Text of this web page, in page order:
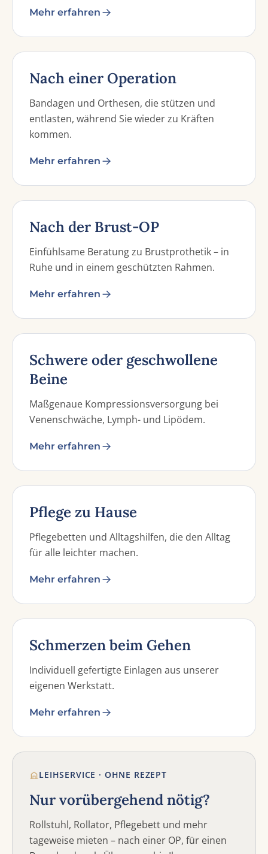
Mehr erfahren
Nach einer Operation
Bandagen und Orthesen, die stützen und
entlasten, während Sie wieder zu Kräften
kommen.
Mehr erfahren
Nach der Brust-OP
Einfühlsame Beratung zu Brustprothetik – in
Ruhe und in einem geschützten Rahmen.
Mehr erfahren
Schwere oder geschwollene
Beine
Maßgenaue Kompressionsversorgung bei
Venenschwäche, Lymph- und Lipödem.
Mehr erfahren
Pflege zu Hause
Pflegebetten und Alltagshilfen, die den Alltag
für alle leichter machen.
Mehr erfahren
Schmerzen beim Gehen
Individuell gefertigte Einlagen aus unserer
eigenen Werkstatt.
Mehr erfahren
LEIHSERVICE · OHNE REZEPT
Nur vorübergehend nötig?
Rollstuhl, Rollator, Pflegebett und mehr
tageweise mieten – nach einer OP, für einen